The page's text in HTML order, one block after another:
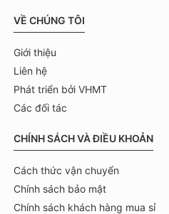
VỀ CHÚNG TÔI
Giới thiệu
Liên hệ
Phát triển bởi VHMT
Các đối tác
CHÍNH SÁCH VÀ ĐIỀU KHOẢN
Cách thức vận chuyển
Chính sách bảo mật
Chính sách khách hàng mua sỉ